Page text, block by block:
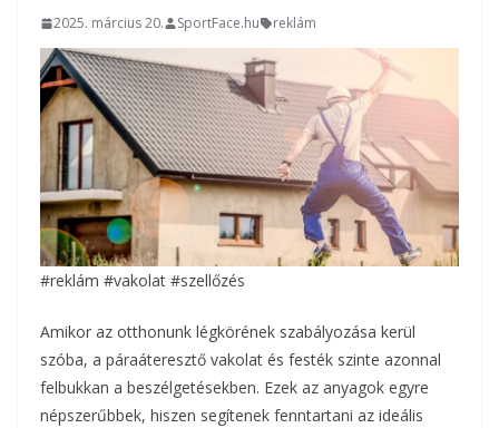
2025. március 20. SportFace.hu reklám
#reklám #vakolat #szellőzés
Amikor az otthonunk légkörének szabályozása kerül
szóba, a páraáteresztő vakolat és festék szinte azonnal
felbukkan a beszélgetésekben. Ezek az anyagok egyre
népszerűbbek, hiszen segítenek fenntartani az ideális